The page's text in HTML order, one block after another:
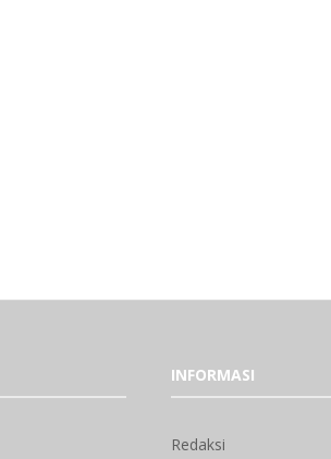
INFORMASI
Redaksi